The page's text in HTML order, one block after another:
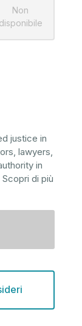
Non
disponibile
justice in
lawyers,
in
Scopri di più